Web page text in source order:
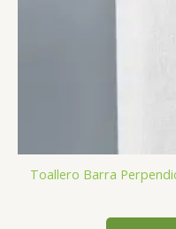
Toallero Barra